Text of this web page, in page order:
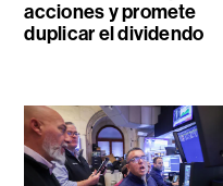
acciones y promete
duplicar el dividendo